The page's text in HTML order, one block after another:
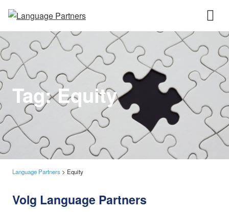
Tag:Equity
Language Partners > Equity
Volg Language Partners